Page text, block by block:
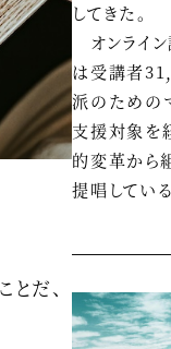
だ、
してきた。
オンライン
は受講者
派のための
支援対象を
的変革から
提唱している